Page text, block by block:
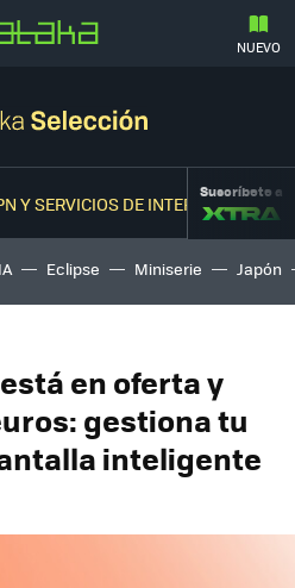
NUEVO
Y SERVICIOS DE INTERNETSuscríbete a
IA Eclipse Miniserie Japón
en oferta y
gestiona tu
inteligente